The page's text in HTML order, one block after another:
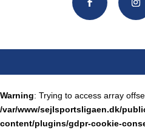
Warning: Trying to access array
/var/www/sejlsportsligaen.dk/
content/plugins/gdpr-cookie-